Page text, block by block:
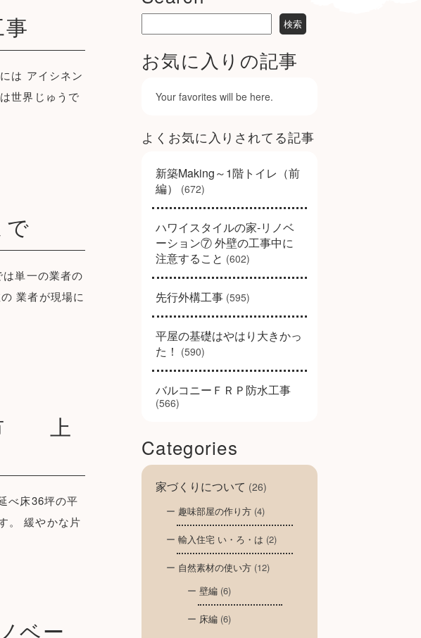
は アイシネン
世界じゅうで
で
単一の業者の
業者が現場に
市 上
べ床36坪の平
。 緩やかな片
ベー
お気に入りの記事
Your favorites will be here.
よくお気に入りされてる記事
新築Making～1階トイレ（前
編）
(672)
ハワイスタイルの家-リノベ
ーション⑦ 外壁の工事中に
注意すること (602)
先行外構工事 (595)
平屋の基礎はやはり大きかっ
た！ (590)
バルコニーＦＲＰ防水工事
(566)
Categories
家づくりについて (26)
趣味部屋の作り方 (4)
輸入住宅 い・ろ・は (2)
自然素材の使い方 (12)
壁編 (6)
床編 (6)